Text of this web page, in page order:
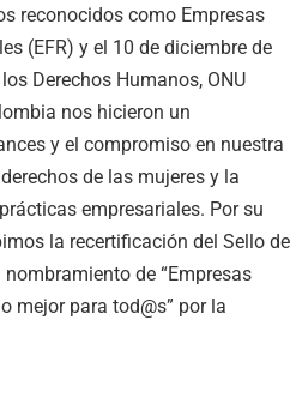
reconocidos como Empresas
(EFR) y el 10 de diciembre de
Derechos Humanos, ONU
nos hicieron un
y el compromiso en nuestra
de las mujeres y la
empresariales. Por su
la recertificación del Sello de
de “Empresas
mejor para tod@s” por la